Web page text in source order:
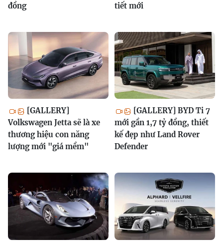
đồng
tiết mới
[GALLERY]
Volkswagen Jetta sẽ là xe
thương hiệu con năng
lượng mới "giá mềm"
[GALLERY] BYD Ti 7
mới gần 1,7 tỷ đồng, thiết
kế đẹp như Land Rover
Defender